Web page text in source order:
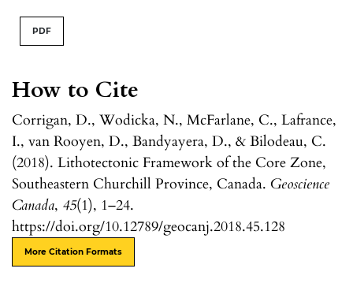
How to Cite
Corrigan, D., Wodicka, N., McFarlane, C., Lafrance,
I., van Rooyen, D., Bandyayera, D., & Bilodeau, C.
(2018). Lithotectonic Framework of the Core Zone,
Southeastern Churchill Province, Canada. Geoscience
Canada, 45(1), 1–24.
https://doi.org/10.12789/geocanj.2018.45.128
More Citation Formats
PDF